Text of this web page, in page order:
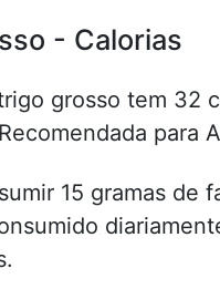
- Calorias
grosso tem 32
para
15 gramas de